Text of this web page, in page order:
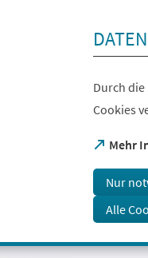
Durch
Cookies
Mehr
(Öffnet
einem
neuen
Tab)
Nur
Alle